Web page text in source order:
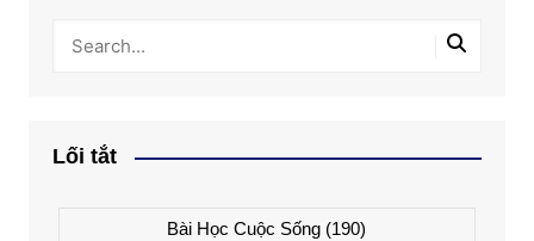
Lối tắt
Bài Học Cuộc Sống (190)